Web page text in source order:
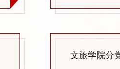
学生代表共同
望工程规划建设